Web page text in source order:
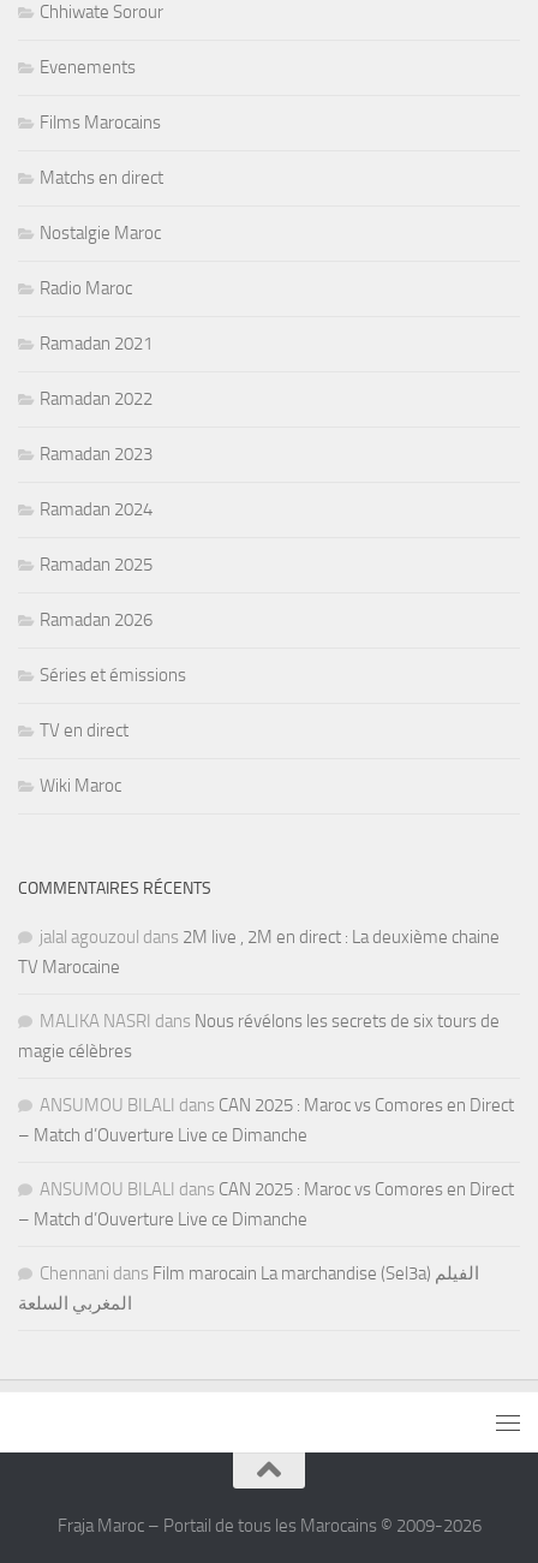
Chhiwate Sorour
Evenements
Films Marocains
Matchs en direct
Nostalgie Maroc
Radio Maroc
Ramadan 2021
Ramadan 2022
Ramadan 2023
Ramadan 2024
Ramadan 2025
Ramadan 2026
Séries et émissions
TV en direct
Wiki Maroc
COMMENTAIRES RÉCENTS
jalal agouzoul dans 2M live , 2M en direct : La deuxième chaine
TV Marocaine
MALIKA NASRI dans Nous révélons les secrets de six tours de
magie célèbres
ANSUMOU BILALI dans CAN 2025 : Maroc vs Comores en Direct
– Match d’Ouverture Live ce Dimanche
ANSUMOU BILALI dans CAN 2025 : Maroc vs Comores en Direct
– Match d’Ouverture Live ce Dimanche
Chennani dans Film marocain La marchandise (Sel3a) الفيلم
المغربي السلعة
Fraja Maroc – Portail de tous les Marocains © 2009-2026